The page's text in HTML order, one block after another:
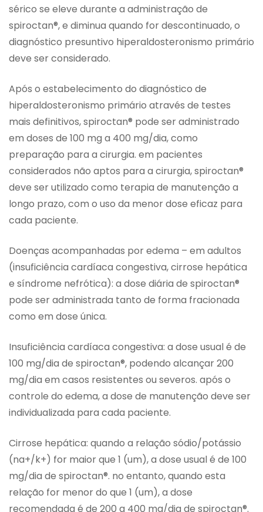
sérico se eleve durante a administração de
spiroctan®, e diminua quando for descontinuado, o
diagnóstico presuntivo hiperaldosteronismo primário
deve ser considerado.
Após o estabelecimento do diagnóstico de
hiperaldosteronismo primário através de testes
mais definitivos, spiroctan® pode ser administrado
em doses de 100 mg a 400 mg/dia, como
preparação para a cirurgia. em pacientes
considerados não aptos para a cirurgia, spiroctan®
deve ser utilizado como terapia de manutenção a
longo prazo, com o uso da menor dose eficaz para
cada paciente.
Doenças acompanhadas por edema – em adultos
(insuficiência cardíaca congestiva, cirrose hepática
e síndrome nefrótica): a dose diária de spiroctan®
pode ser administrada tanto de forma fracionada
como em dose única.
Insuficiência cardíaca congestiva: a dose usual é de
100 mg/dia de spiroctan®, podendo alcançar 200
mg/dia em casos resistentes ou severos. após o
controle do edema, a dose de manutenção deve ser
individualizada para cada paciente.
Cirrose hepática: quando a relação sódio/potássio
(na+/k+) for maior que 1 (um), a dose usual é de 100
mg/dia de spiroctan®. no entanto, quando esta
relação for menor do que 1 (um), a dose
recomendada é de 200 a 400 mg/dia de spiroctan®.